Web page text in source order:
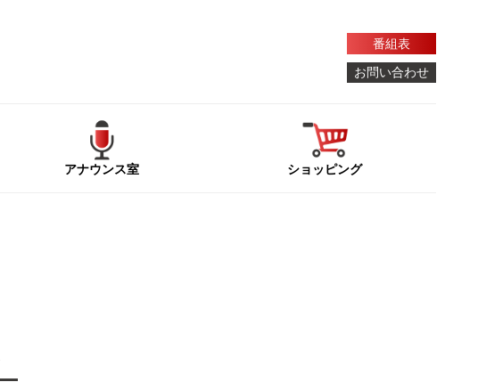
番組表
お問い合わせ
アナウンス室 ショッピング